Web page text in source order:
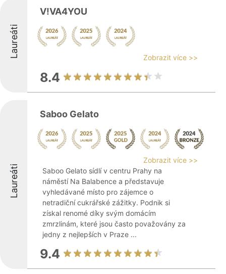
Laureáti
V!VA4YOU
Zobrazit více >>
8.4
Laureáti
Saboo Gelato
Zobrazit více >>
Saboo Gelato sídlí v centru Prahy na
náměstí Na Balabence a představuje
vyhledávané místo pro zájemce o
netradiční cukrářské zážitky. Podnik si
získal renomé díky svým domácím
zmrzlinám, které jsou často považovány za
jedny z nejlepších v Praze ...
9.4